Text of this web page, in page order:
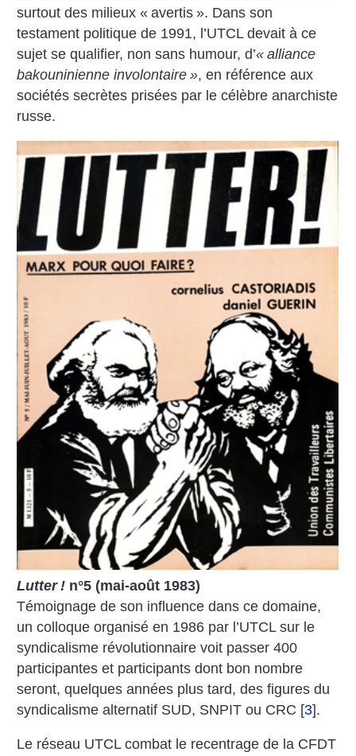
surtout des milieux « avertis ». Dans son
testament politique de 1991, l’UTCL devait à ce
sujet se qualifier, non sans humour, d’« alliance
bakouninienne involontaire », en référence aux
sociétés secrètes prisées par le célèbre anarchiste
russe.
Lutter ! n°5 (mai-août 1983)
Témoignage de son influence dans ce domaine,
un colloque organisé en 1986 par l’UTCL sur le
syndicalisme révolutionnaire voit passer 400
participantes et participants dont bon nombre
seront, quelques années plus tard, des figures du
syndicalisme alternatif SUD, SNPIT ou CRC [3].
Le réseau UTCL combat le recentrage de la CFDT